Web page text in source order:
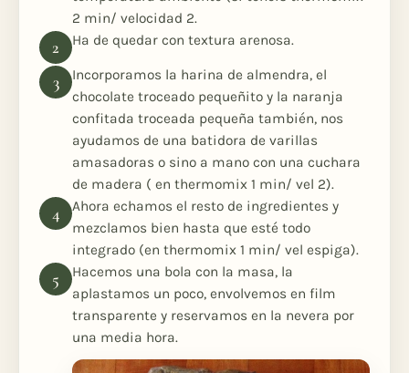
2 min/ velocidad 2.
Ha de quedar con textura arenosa.
Incorporamos la harina de almendra, el
chocolate troceado pequeñito y la naranja
confitada troceada pequeña también, nos
ayudamos de una batidora de varillas
amasadoras o sino a mano con una cuchara
de madera ( en thermomix 1 min/ vel 2).
Ahora echamos el resto de ingredientes y
mezclamos bien hasta que esté todo
integrado (en thermomix 1 min/ vel espiga).
Hacemos una bola con la masa, la
aplastamos un poco, envolvemos en film
transparente y reservamos en la nevera por
una media hora.